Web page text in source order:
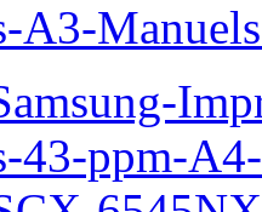
A3-
43-ppm-